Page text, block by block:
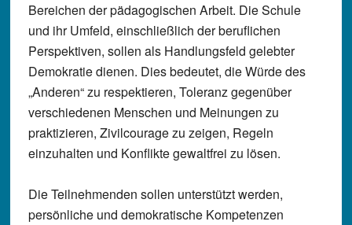
Bereichen der pädagogischen Arbeit. Die Schule
und ihr Umfeld, einschließlich der beruflichen
Perspektiven, sollen als Handlungsfeld gelebter
Demokratie dienen. Dies bedeutet, die Würde des
„Anderen“ zu respektieren, Toleranz gegenüber
verschiedenen Menschen und Meinungen zu
praktizieren, Zivilcourage zu zeigen, Regeln
einzuhalten und Konflikte gewaltfrei zu lösen.
Die Teilnehmenden sollen unterstützt werden,
persönliche und demokratische Kompetenzen